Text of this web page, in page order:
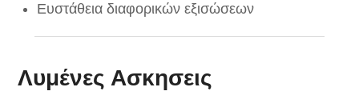
Ευστάθεια διαφορικών εξισώσεων
Λυμένες Ασκησεις